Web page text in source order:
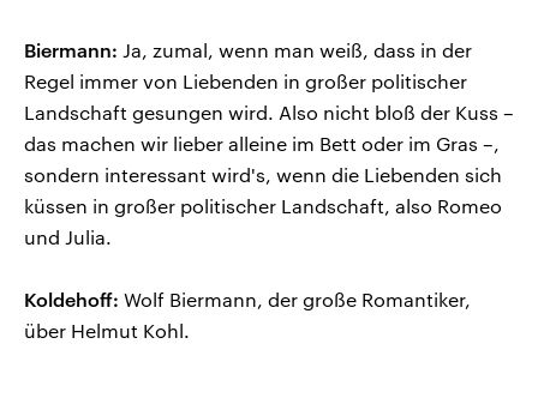
Biermann: Ja, zumal, wenn man weiß, dass in der
Regel immer von Liebenden in großer politischer
Landschaft gesungen wird. Also nicht bloß der Kuss –
das machen wir lieber alleine im Bett oder im Gras –,
sondern interessant wird's, wenn die Liebenden sich
küssen in großer politischer Landschaft, also Romeo
und Julia.
Koldehoff: Wolf Biermann, der große Romantiker,
über Helmut Kohl.